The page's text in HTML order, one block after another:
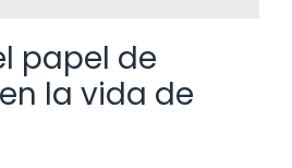
papel de
la vida de